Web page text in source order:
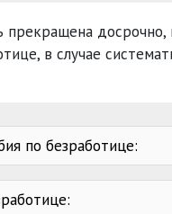
1 года
прекращена досрочно,
в случае
по безработице:
для